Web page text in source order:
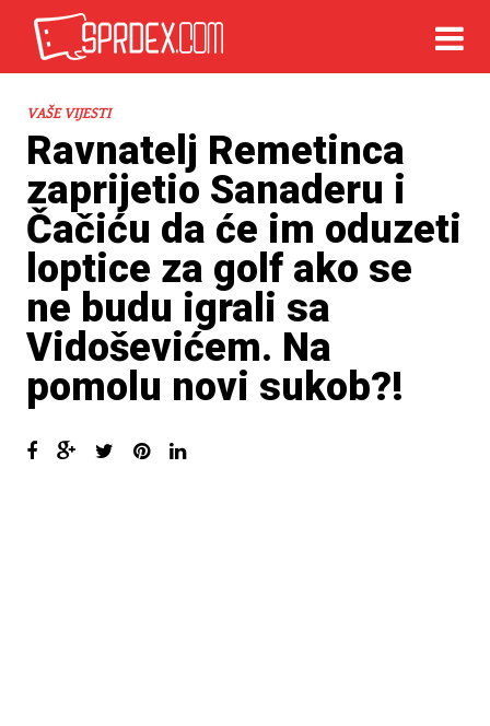
VAŠE VIJESTI
Ravnatelj Remetinca
zaprijetio Sanaderu i
Čačiću da će im oduzeti
loptice za golf ako se
ne budu igrali sa
Vidoševićem. Na
pomolu novi sukob?!